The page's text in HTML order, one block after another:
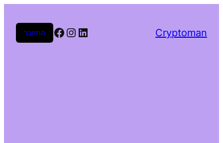
Cryptoman
LinkedIn
Instagram
Facebook
התחבר